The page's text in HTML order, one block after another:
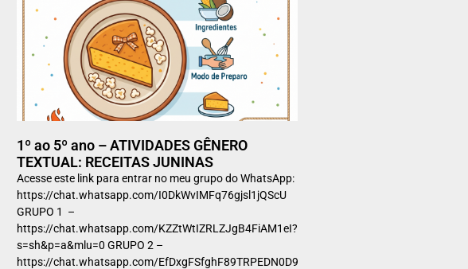
1º ao 5º ano – ATIVIDADES GÊNERO
TEXTUAL: RECEITAS JUNINAS
Acesse este link para entrar no meu grupo do WhatsApp:
https://chat.whatsapp.com/I0DkWvIMFq76gjsl1jQScU
GRUPO 1 –
https://chat.whatsapp.com/KZZtWtIZRLZJgB4FiAM1eI?
s=sh&p=a&mlu=0 GRUPO 2 –
https://chat.whatsapp.com/EfDxgFSfghF89TRPEDN0D9?